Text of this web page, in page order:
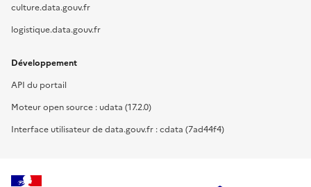
culture.data.gouv.fr
logistique.data.gouv.fr
Développement
API du portail
Moteur open source : udata (17.2.0)
Interface utilisateur de data.gouv.fr : cdata (7ad44f4)